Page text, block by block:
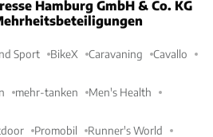
Hamburg GmbH & Co. KG
Sport BikeX Caravaning Cavallo
mehr-tanken Men's Health
Promobil Runner's World